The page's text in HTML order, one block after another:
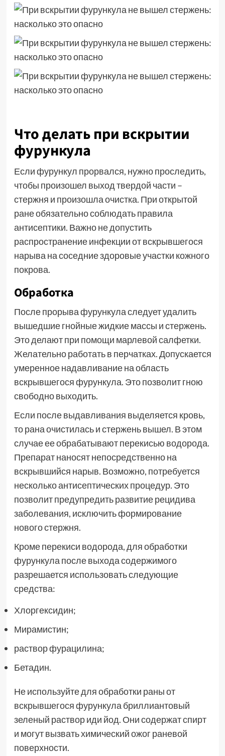
Что делать при вскрытии
фурункула
Если фурункул прорвался, нужно проследить,
чтобы произошел выход твердой части –
стержня и произошла очистка. При открытой
ране обязательно соблюдать правила
антисептики. Важно не допустить
распространение инфекции от вскрывшегося
нарыва на соседние здоровые участки кожного
покрова.
Обработка
После прорыва фурункула следует удалить
вышедшие гнойные жидкие массы и стержень.
Это делают при помощи марлевой салфетки.
Желательно работать в перчатках. Допускается
умеренное надавливание на область
вскрывшегося фурункула. Это позволит гною
свободно выходить.
Если после выдавливания выделяется кровь,
то рана очистилась и стержень вышел. В этом
случае ее обрабатывают перекисью водорода.
Препарат наносят непосредственно на
вскрывшийся нарыв. Возможно, потребуется
несколько антисептических процедур. Это
позволит предупредить развитие рецидива
заболевания, исключить формирование
нового стержня.
Кроме перекиси водорода, для обработки
фурункула после выхода содержимого
разрешается использовать следующие
средства:
Хлоргексидин;
Мирамистин;
раствор фурацилина;
Бетадин.
Не используйте для обработки раны от
вскрывшегося фурункула бриллиантовый
зеленый раствор иди йод. Они содержат спирт
и могут вызвать химический ожог раневой
поверхности.